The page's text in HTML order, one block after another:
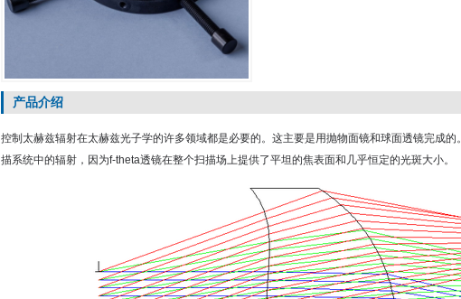
产品介绍
控制太赫兹辐射在太赫兹光子学的许多领域都是必要的。这主要是用抛物面镜和球面透镜完成
描系统中的辐射，因为f-theta透镜在整个扫描场上提供了平坦的焦表面和几乎恒定的光斑大小。